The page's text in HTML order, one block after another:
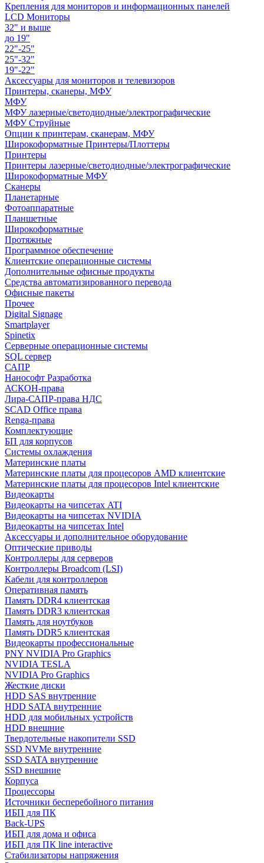
Крепления для мониторов и информационных панелей
LCD Мониторы
32" и выше
до 19"
22"-25"
25"-32"
19"-22"
Аксессуары для мониторов и телевизоров
Принтеры, сканеры, МФУ
МФУ
МФУ лазерные/светодиодные/электрографические
МФУ Струйные
Опции к принтерам, сканерам, МФУ
Широкоформатные Принтеры/Плоттеры
Принтеры
Принтеры лазерные/светодиодные/электрографические
Широкоформатные МФУ
Сканеры
Планетарные
Фотоаппаратные
Планшетные
Широкоформатные
Протяжные
Программное обеспечение
Клиентские операционные системы
Дополнительные офисные продукты
Средства автоматизированного перевода
Офисные пакеты
Прочее
Digital Signage
Smartplayer
Spinetix
Серверные операционные системы
SQL сервер
САПР
Нанософт Разработка
АСКОН-права
Лира-САПР-права НДС
SCAD Office права
Renga-права
Комплектующие
БП для корпусов
Системы охлаждения
Материнские платы
Материнские платы для процесоров AMD клиентские
Материнские платы для процесоров Intel клиентские
Видеокарты
Видеокарты на чипсетах ATI
Видеокарты на чипсетах NVIDIA
Видеокарты на чипсетах Intel
Аксессуары и дополнительное оборудование
Оптические приводы
Контроллеры для серверов
Контроллеры Broadcom (LSI)
Кабели для контроллеров
Оперативная память
Память DDR4 клиентская
Память DDR3 клиентская
Память для ноутбуков
Память DDR5 клиентская
Видеокарты профессиональные
PNY NVIDIA Pro Graphics
NVIDIA TESLA
NVIDIA Pro Graphics
Жесткие диски
HDD SAS внутренние
HDD SATA внутренние
HDD для мобильных устройств
HDD внешние
Твердотельные накопители SSD
SSD NVMe внутренние
SSD SATA внутренние
SSD внешние
Корпуса
Процессоры
Источники бесперебойного питания
ИБП для ПК
Back-UPS
ИБП для дома и офиса
ИБП для ПК linе interactive
Стабилизаторы напряжения